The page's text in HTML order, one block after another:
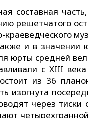
составная
решетчатого
краеведческого
и в значении
юрты средней
с XIII
из 36
изогнута
через тиски